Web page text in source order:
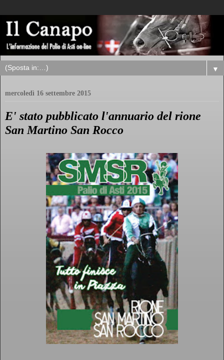
▼
mercoledì 16 settembre 2015
E' stato pubblicato l'annuario del rione
San Martino San Rocco